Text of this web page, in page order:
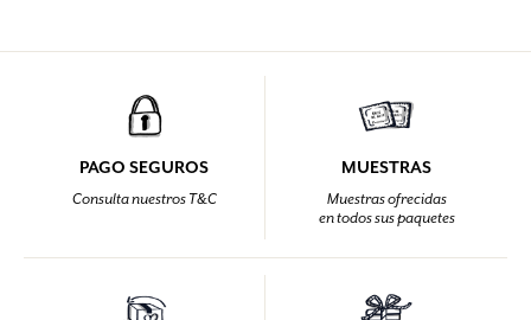
PAGO SEGUROS
Consulta nuestros T&C
MUESTRAS
Muestras ofrecidas
en todos sus paquetes